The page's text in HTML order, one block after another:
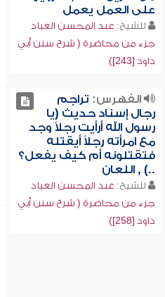
على العمل يعمل
للشيخ: عبد المحسن العباد
جزء من محاضرة ( شرح سنن أبي
داود [243])
الفهرس: تراجم
رجال إسناد حديث (يا
رسول الله أرأيت رجلاً وجد
مع امرأته رجلاً أيقتله
فتقتلونه أم كيف يفعل؟
..) , اللعان
للشيخ: عبد المحسن العباد
جزء من محاضرة ( شرح سنن أبي
داود [258])